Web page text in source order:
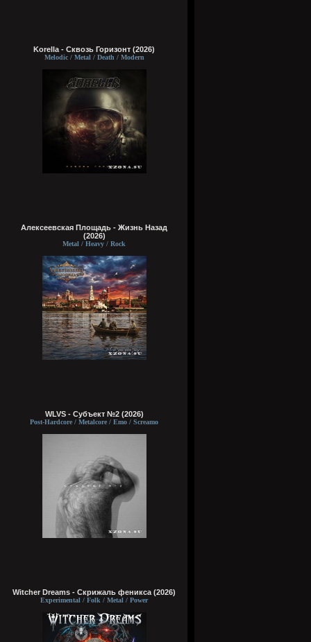
Korella - Сквозь Горизонт (2026)
Melodic / Metal / Death / Modern
Алексеевская Площадь - Жизнь Назад
(2026)
Metal / Heavy / Rock
WLVS - Субъект №2 (2026)
Post-Hardcore / Metalcore / Emo / Screamo
Witcher Dreams - Скрижаль феникса (2026)
Experimental / Folk / Metal / Power